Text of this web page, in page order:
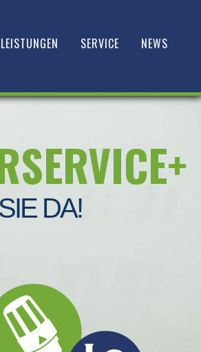
LEISTUNGEN SERVICE NEWS
DA!